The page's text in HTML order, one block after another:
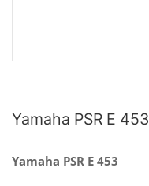
Yamaha PSR E 453
Yamaha PSR E 453